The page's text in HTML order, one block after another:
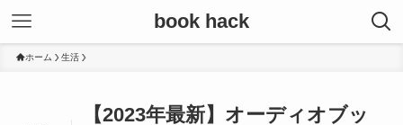
book hack
ホーム 生活
【2023年最新】オーディオブッ